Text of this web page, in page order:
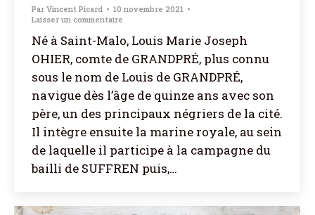
Par Vincent Picard
10 novembre 2021
Laisser un commentaire
Né à Saint-Malo, Louis Marie Joseph
OHIER, comte de GRANDPRÉ, plus connu
sous le nom de Louis de GRANDPRÉ,
navigue dès l’âge de quinze ans avec son
père, un des principaux négriers de la cité.
Il intègre ensuite la marine royale, au sein
de laquelle il participe à la campagne du
bailli de SUFFREN puis,…